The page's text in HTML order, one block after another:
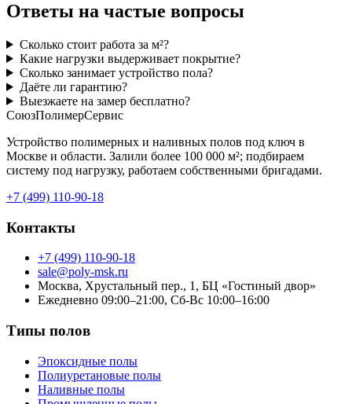
Ответы на частые вопросы
Сколько стоит работа за м²?
Какие нагрузки выдерживает покрытие?
Сколько занимает устройство пола?
Даёте ли гарантию?
Выезжаете на замер бесплатно?
СоюзПолимерСервис
Устройство полимерных и наливных полов под ключ в
Москве и области. Залили более 100 000 м²; подбираем
систему под нагрузку, работаем собственными бригадами.
+7 (499) 110-90-18
Контакты
+7 (499) 110-90-18
sale@poly-msk.ru
Москва, Хрустальный пер., 1, БЦ «Гостиный двор»
Ежедневно 09:00–21:00, Сб-Вс 10:00–16:00
Типы полов
Эпоксидные полы
Полиуретановые полы
Наливные полы